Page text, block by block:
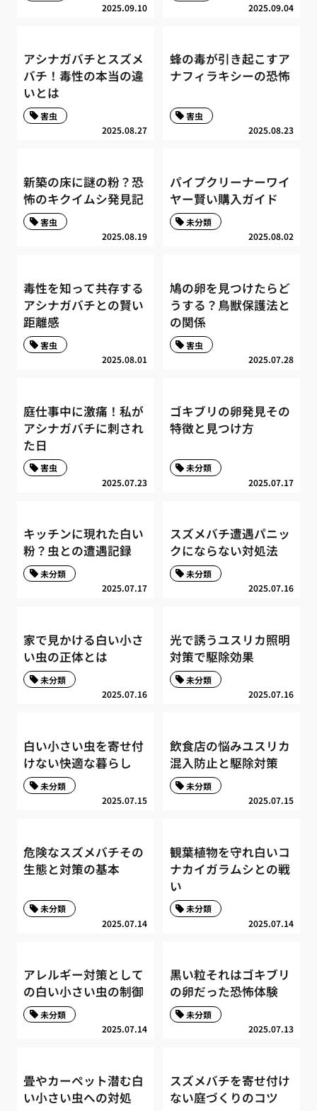
2025.09.10 2025.09.04
アシナガバチとスズメ
バチ！毒性の本当の違
いとは
2025.08.27
害虫
蜂の毒が引き起こすア
ナフィラキシーの恐怖
2025.08.23
害虫
新築の床に謎の粉？恐
怖のキクイムシ発見記
2025.08.19
害虫
パイプクリーナーワイ
ヤー賢い購入ガイド
2025.08.02
未分類
毒性を知って共存する
アシナガバチとの賢い
距離感
2025.08.01
害虫
鳩の卵を見つけたらど
うする？鳥獣保護法と
の関係
2025.07.28
害虫
庭仕事中に激痛！私が
アシナガバチに刺され
た日
2025.07.23
害虫
ゴキブリの卵発見その
特徴と見つけ方
2025.07.17
未分類
キッチンに現れた白い
粉？虫との遭遇記録
2025.07.17
未分類
スズメバチ遭遇パニッ
クにならない対処法
2025.07.16
未分類
家で見かける白い小さ
い虫の正体とは
2025.07.16
未分類
光で誘うユスリカ照明
対策で駆除効果
2025.07.16
未分類
白い小さい虫を寄せ付
けない快適な暮らし
2025.07.15
未分類
飲食店の悩みユスリカ
混入防止と駆除対策
2025.07.15
未分類
危険なスズメバチその
生態と対策の基本
2025.07.14
未分類
観葉植物を守れ白いコ
ナカイガラムシとの戦
い
2025.07.14
未分類
アレルギー対策として
の白い小さい虫の制御
2025.07.14
未分類
黒い粒それはゴキブリ
の卵だった恐怖体験
2025.07.13
未分類
畳やカーペット潜む白
い小さい虫への対処
スズメバチを寄せ付け
ない庭づくりのコツ